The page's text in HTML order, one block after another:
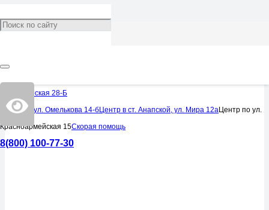
Черноморская 28-Б
Центр по ул. Омелькова 14-бЦентр в ст. Анапской, ул. Мира 12аЦентр по ул.
Красноармейская 15Скорая помощь
8(800) 100-77-30
Анализы
УСЛУГИ